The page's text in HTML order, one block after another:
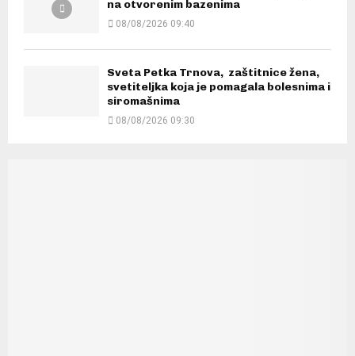
na otvorenim bazenima
08/08/2026 09:40
Sveta Petka Trnova, zaštitnice žena,
svetiteljka koja je pomagala bolesnima i
siromašnima
08/08/2026 09:30